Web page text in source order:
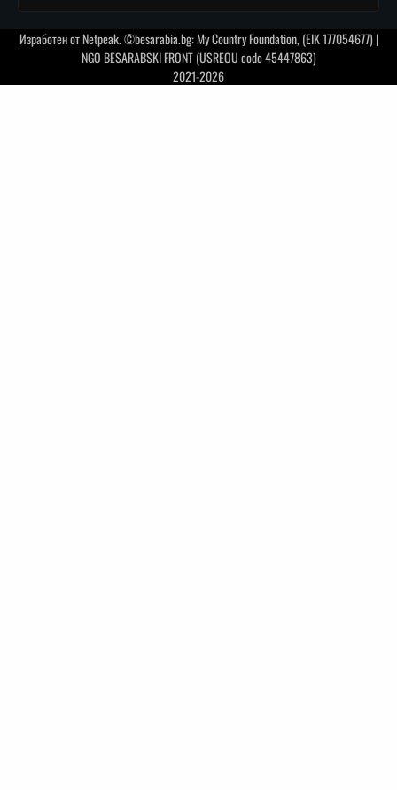
Изработен отNetpeak. ©besarabia.bg: My Country Foundation, (EIK 177054677) |
NGO BESARABSKI FRONT (USREOU code 45447863)
2021-2026